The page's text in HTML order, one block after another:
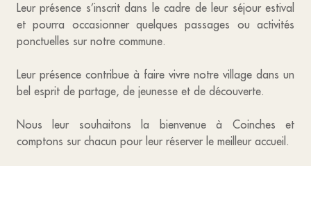
Leur présence s’inscrit dans le cadre de leur séjour estival
et pourra occasionner quelques passages ou activités
ponctuelles sur notre commune.
Leur présence contribue à faire vivre notre village dans un
bel esprit de partage, de jeunesse et de découverte.
Nous leur souhaitons la bienvenue à Coinches et
comptons sur chacun pour leur réserver le meilleur accueil.